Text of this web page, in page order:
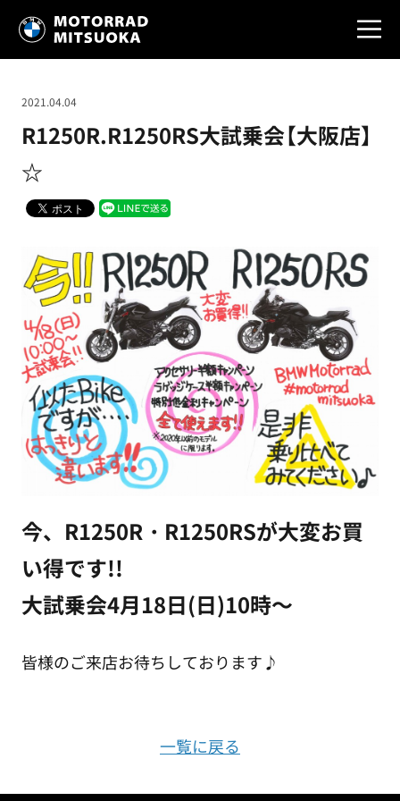
R1250R.R1250RS大試乗会【大阪店】
☆
2021.04.04
今、R1250R・R1250RSが大変お買
い得です!!
大試乗会4月18日(日)10時～
皆様のご来店お待ちしております♪
一覧に戻る